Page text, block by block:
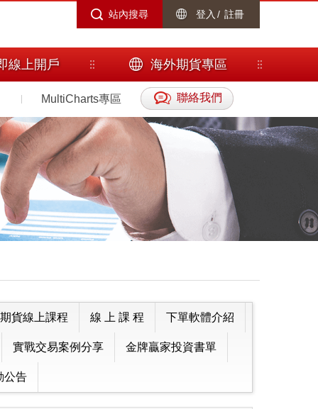
站內搜尋 登入 / 註冊
線上開戶 海外期貨專區
MultiCharts專區 聯絡我們
貨線上課程 線 上 課 程 下單軟體介紹
實戰交易案例分享 金牌贏家投資書單
公告